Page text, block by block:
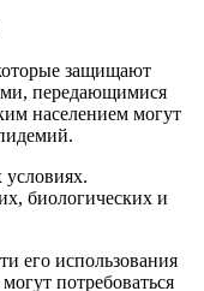
защищают
передающимися
населением могут
биологических и
его использования
потребоваться